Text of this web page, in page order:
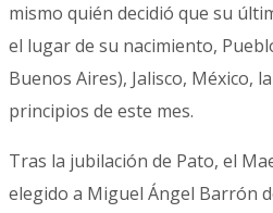
mismo quién decidió que su
el lugar de su nacimiento,
Buenos Aires), Jalisco, México,
principios de este mes.
Tras la jubilación de Pato, el
elegido a Miguel Ángel Barrón